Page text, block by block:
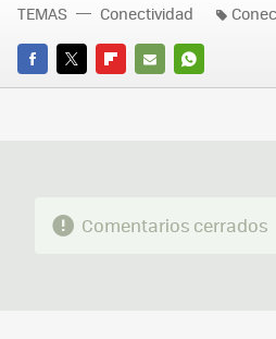
FACEBOOK
TWITTERFLIPBOARD
E-
WHATSAPP
TEMAS Conectividad
Comentarios cerrados